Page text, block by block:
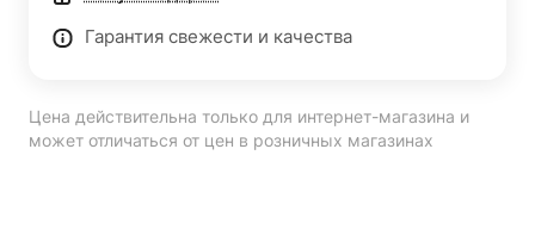
Гарантия свежести и качества
Цена действительна только для интернет-магазина и
может отличаться от цен в розничных магазинах